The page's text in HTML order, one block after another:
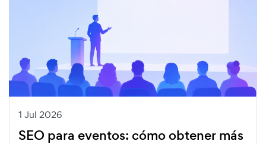
1 Jul 2026
SEO para eventos: cómo obtener más